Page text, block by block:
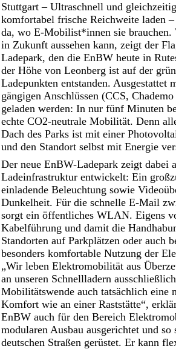
Stuttgart – Ultraschnell und gleichzeitig
komfortabel frische Reichweite laden –
da, wo E-Mobilist*innen sie brauchen.
in Zukunft aussehen kann, zeigt der
Ladepark, den die EnBW heute in
der Höhe von Leonberg ist auf der
Ladepunkten entstanden.
gängigen Anschlüssen (CCS,
geladen werden: In nur fünf Minuten
echte CO2-neutrale Mobilität. Denn
Dach des Parks ist mit einer
und den Standort selbst mit Energie
Der neue EnBW-Ladepark zeigt
Ladeinfrastruktur entwickelt: Ein
einladende Beleuchtung sowie
Dunkelheit. Für die schnelle E-Mail
sorgt ein öffentliches WLAN. Eigens
Kabelführung und damit die
Standorten auf Parkplätzen oder auch
besonders komfortable Nutzung der
„Wir leben Elektromobilität aus
an unseren Schnellladern
Mobilitätswende auch tatsächlich eine
Komfort wie an einer Raststätte“,
EnBW auch für den Bereich
modularen Ausbau ausgerichtet und
deutschen Straßen gerüstet. Er kann